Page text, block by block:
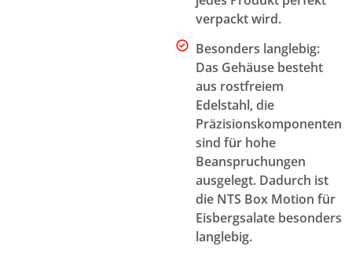
verpackt wird.
Besonders langlebig:
Das Gehäuse besteht
aus rostfreiem
Edelstahl, die
Präzisionskomponenten
sind für hohe
Beanspruchungen
ausgelegt. Dadurch ist
die NTS Box Motion für
Eisbergsalate besonders
langlebig.